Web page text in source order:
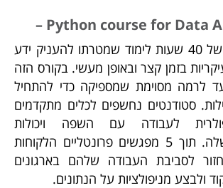
קורס אינטנסיבי של 40 שעות לימוד שמטרתו להעניק ידע
בזמן קצר ובאופן מעשי. בקורס הזה
עד לרמה מסוימת שמספיקה כדי להתחיל
סטודנטים נחשפים לכלים מתקדמים
לעבודה עם השפה ויכולות
תוך
5 מפגשים פרונטליים הלקוחות
לסביבת העבודה שלהם בארגונים
ולבצע מניפולציות על הנתונים.